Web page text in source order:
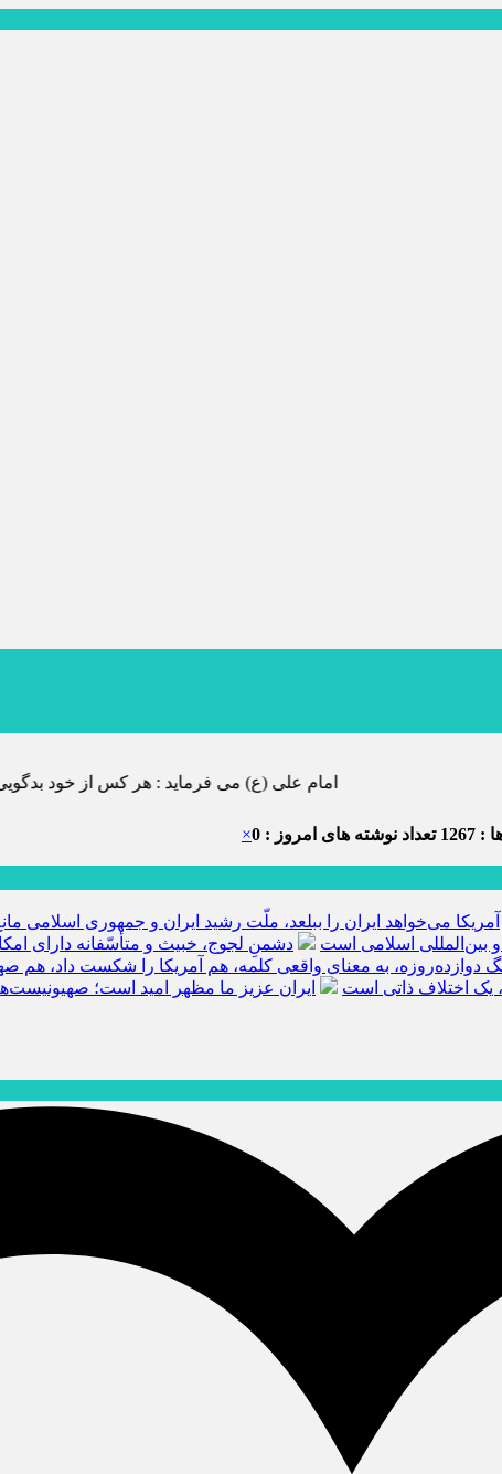
امام علی (ع) می فرماید : هر کس از خود بدگویی و انتقاد کند٬ خود را اصلاح کرده و هر کس خودستایی نماید٬ پس به تحقیق خویش را
تعداد نوشته های امروز : 0 ×
آمریکا می‌خواهد ایران را ببلعد، ملّت رشید ایران و جمهوری اسلامی
بین‌المللی اسلامی است
دشمنِ لجوج، خبیث و متأسّفانه دارای
دوازده‌روزه، به معنای واقعی کلمه، هم آمریکا را شکست داد، هم
یک اختلاف ذاتی است
ایران عزیز ما مظهر امید است؛